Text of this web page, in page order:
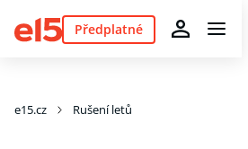
Předplatné
e15.cz Rušení letů